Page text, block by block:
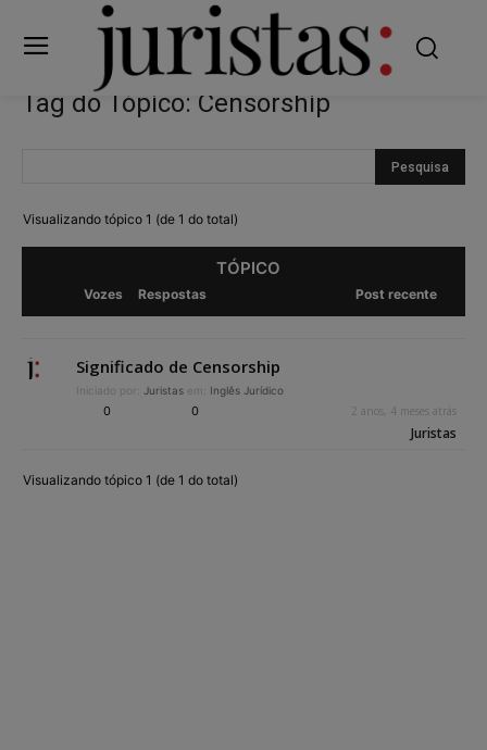
Tag do Tópico: Censorship
Visualizando tópico 1 (de 1 do total)
TÓPICO
Vozes Respostas Post recente
Significado de Censorship
Iniciado por: Juristas em: Inglês Jurídico
0 0 2 anos, 4 meses atrás
Juristas
Visualizando tópico 1 (de 1 do total)